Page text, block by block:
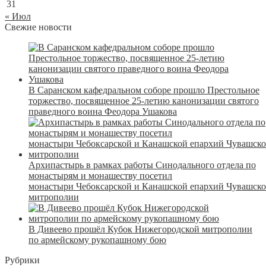
31
« Июл
Свежие новости
В Саранском кафедральном соборе прошло Престольное
торжество, посвященное 25-летию канонизации святого
праведного воина Феодора Ушакова
Архипастырь в рамках работы Синодального отдела по
монастырям и монашеству посетил
монастыри Чебоксарской и Канашской епархий
митрополии
В Дивеево прошёл Кубок Нижегородской митрополии
по армейскому рукопашному бою
Рубрики